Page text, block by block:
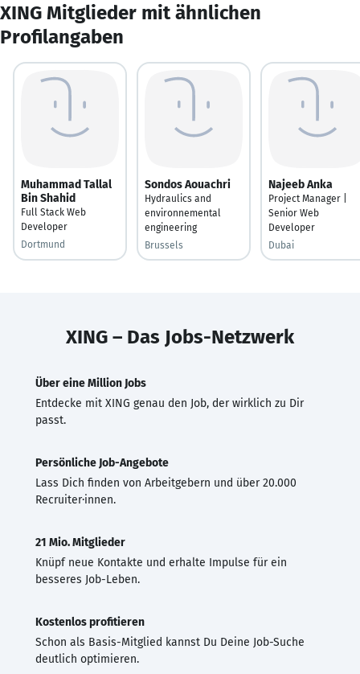
XING Mitglieder mit ähnlichen
Profilangaben
Muhammad Tallal
Bin Shahid
Full Stack Web
Developer
Dortmund
Sondos Aouachri
Hydraulics and
environnemental
engineering
Brussels
Najeeb Anka
Project Manager |
Senior Web
Developer
Dubai
XING – Das Jobs-Netzwerk
Über eine Million Jobs
Entdecke mit XING genau den Job, der wirklich zu Dir
passt.
Persönliche Job-Angebote
Lass Dich finden von Arbeitgebern und über 20.000
Recruiter·innen.
21 Mio. Mitglieder
Knüpf neue Kontakte und erhalte Impulse für ein
besseres Job-Leben.
Kostenlos profitieren
Schon als Basis-Mitglied kannst Du Deine Job-Suche
deutlich optimieren.